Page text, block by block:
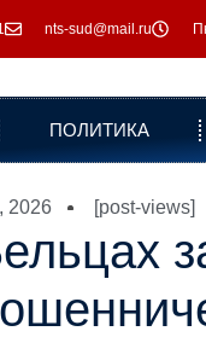
nts-sud@mail.ru
ПОЛИТИКА
2026 [post-views]